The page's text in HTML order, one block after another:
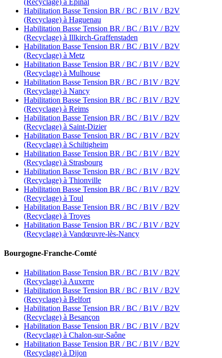
Habilitation Basse Tension BR / BC / B1V / B2V
(Recyclage) à Haguenau
Habilitation Basse Tension BR / BC / B1V / B2V
(Recyclage) à Illkirch-Graffenstaden
Habilitation Basse Tension BR / BC / B1V / B2V
(Recyclage) à Metz
Habilitation Basse Tension BR / BC / B1V / B2V
(Recyclage) à Mulhouse
Habilitation Basse Tension BR / BC / B1V / B2V
(Recyclage) à Nancy
Habilitation Basse Tension BR / BC / B1V / B2V
(Recyclage) à Reims
Habilitation Basse Tension BR / BC / B1V / B2V
(Recyclage) à Saint-Dizier
Habilitation Basse Tension BR / BC / B1V / B2V
(Recyclage) à Schiltigheim
Habilitation Basse Tension BR / BC / B1V / B2V
(Recyclage) à Strasbourg
Habilitation Basse Tension BR / BC / B1V / B2V
(Recyclage) à Thionville
Habilitation Basse Tension BR / BC / B1V / B2V
(Recyclage) à Toul
Habilitation Basse Tension BR / BC / B1V / B2V
(Recyclage) à Troyes
Habilitation Basse Tension BR / BC / B1V / B2V
(Recyclage) à Vandœuvre-lès-Nancy
Bourgogne-Franche-Comté
Habilitation Basse Tension BR / BC / B1V / B2V
(Recyclage) à Auxerre
Habilitation Basse Tension BR / BC / B1V / B2V
(Recyclage) à Belfort
Habilitation Basse Tension BR / BC / B1V / B2V
(Recyclage) à Besançon
Habilitation Basse Tension BR / BC / B1V / B2V
(Recyclage) à Chalon-sur-Saône
Habilitation Basse Tension BR / BC / B1V / B2V
(Recyclage) à Dijon